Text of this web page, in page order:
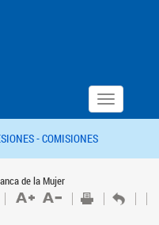
Toggle
navigation
-COMISIONES
de la Mujer